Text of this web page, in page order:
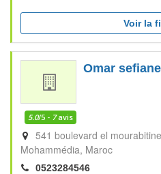
Voir la
Omar sefiane
5.0/5 - 7avis
541 boulevard el
Mohammédia Maroc
0523284546